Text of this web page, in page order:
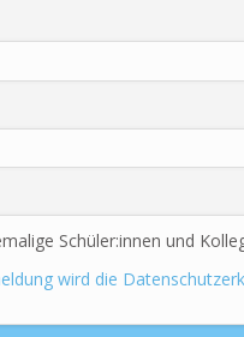
Schüler:innen und
wird die